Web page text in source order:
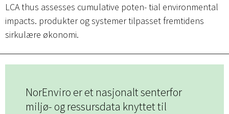
LCA thus assesses cumulative poten- tial environmental
impacts. produkter og systemer tilpasset fremtidens
sirkulære økonomi.
NorEnviro er et nasjonalt senterfor
miljø- og ressursdata knyttet til